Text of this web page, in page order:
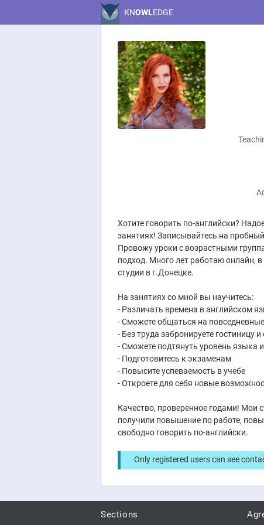
KNOWLEDGE
Хотите говорить по-английски?
занятиях! Записывайтесь на
Провожу уроки с возрастными
подход. Много лет работаю онлайн,
студии в г.Донецке.
На занятиях со мной вы научитесь:
- Различать времена в английском
- Сможете общаться на
- Без труда забронируете гостиницу
- Сможете подтянуть уровень языка
- Подготовитесь к экзаменам
- Повысите успеваемость в учебе
- Откроете для себя новые
Качество, проверенное годами! Мои
получили повышение по работе,
свободно говорить по-английски.
Only registered users can see
Sections